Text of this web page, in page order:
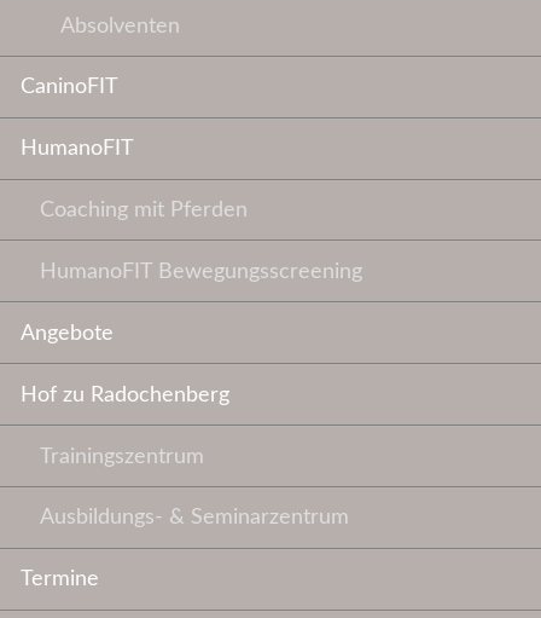
Absolventen
CaninoFIT
HumanoFIT
Coaching mit Pferden
HumanoFIT Bewegungsscreening
Angebote
Hof zu Radochenberg
Trainingszentrum
Ausbildungs- & Seminarzentrum
Termine